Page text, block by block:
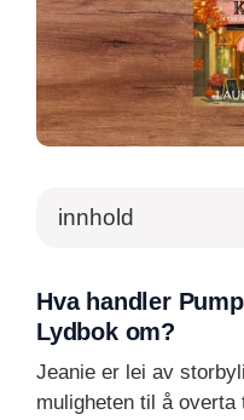
innhold
Hva handler
Lydbok om?
Jeanie er lei av
muligheten til å